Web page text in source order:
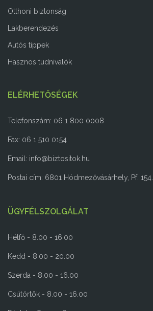
Otthoni biztonság
Lakberendezés
Autós tippek
Hasznos tudnivalók
ELÉRHETŐSÉGEK
Telefonszám: 06 1 800 0008
Fax: 06 1 510 0154
Email: info@biztositok.hu
Postai cím: 6801 Hódmezővásárhely, Pf. 154.
ÜGYFÉLSZOLGÁLAT
Hétfő - 8.00 - 16.00
Kedd - 8.00 - 20.00
Szerda - 8.00 - 16.00
Csütörtök - 8.00 - 16.00